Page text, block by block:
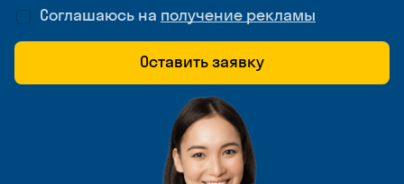
Соглашаюсь на получение рекламы
Оставить заявку